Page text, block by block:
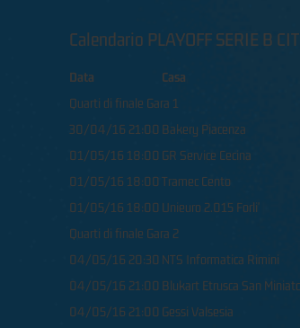
Calendario PLAYOFF SERIE B
Data Casa
Quarti di finale Gara 1
30/04/16 21:00 Bakery Piacenza
01/05/16 18:00 GR Service Cecina
01/05/16 18:00 Tramec Cento
01/05/16 18:00 Unieuro 2.015 Forli'
Quarti di finale Gara 2
04/05/16 20:30 NTS Informatica Rimini
04/05/16 21:00 Blukart Etrusca San Miniato
04/05/16 21:00 Gessi Valsesia